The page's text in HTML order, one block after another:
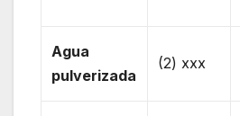
Agua
pulverizada
(2) xxx